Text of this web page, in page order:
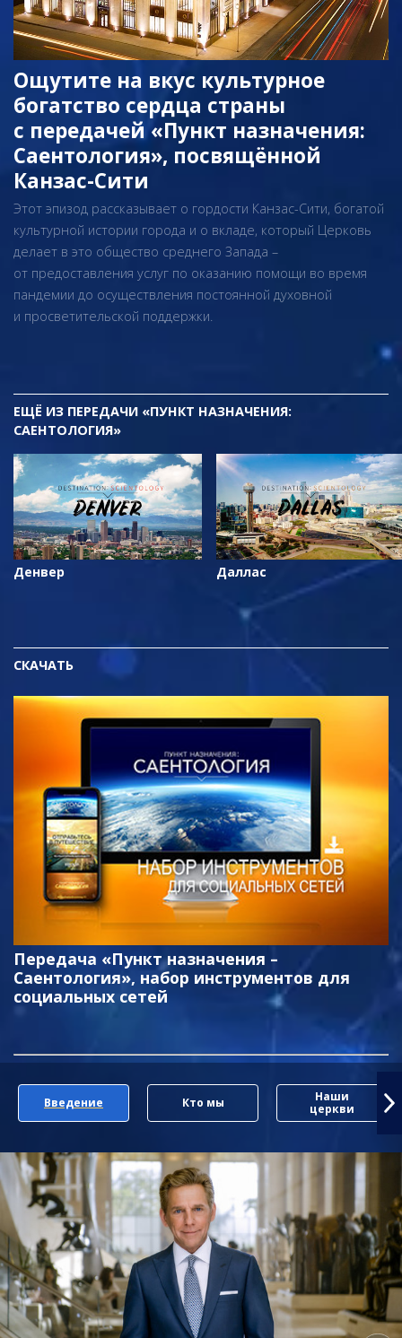
Ощутите на вкус культурное
богатство сердца страны
с передачей «Пункт назначения:
Саентология», посвящённой
Канзас-Сити
Этот эпизод рассказывает о гордости Канзас-Сити, богатой
культурной истории города и о вкладе, который Церковь
делает в это общество среднего Запада –
от предоставления услуг по оказанию помощи во время
пандемии до осуществления постоянной духовной
и просветительской поддержки.
ЕЩЁ ИЗ ПЕРЕДАЧИ «ПУНКТ НАЗНАЧЕНИЯ:
САЕНТОЛОГИЯ»
Денвер Даллас
СКАЧАТЬ
Передача «Пункт назначения –
Саентология», набор инструментов для
социальных сетей
Введение Кто мы
Наши
церкви